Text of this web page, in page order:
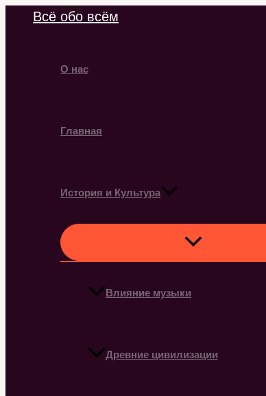
ПерейтиВсё обо всём
О нас
Главная
История и Культура
Влияние музыки
Древние цивилизации